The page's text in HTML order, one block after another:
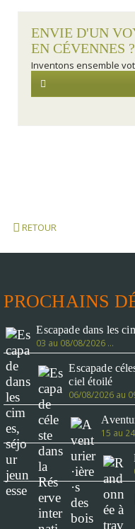
ENVIE D'UN
EN CÉVENNES ?
Inventons ensemble
RETOUR
PROCHAINS
Escapade dans les
03 au 08/08/2026 …
Escapade
ciel étoilé
06/08/2026 au
15 au